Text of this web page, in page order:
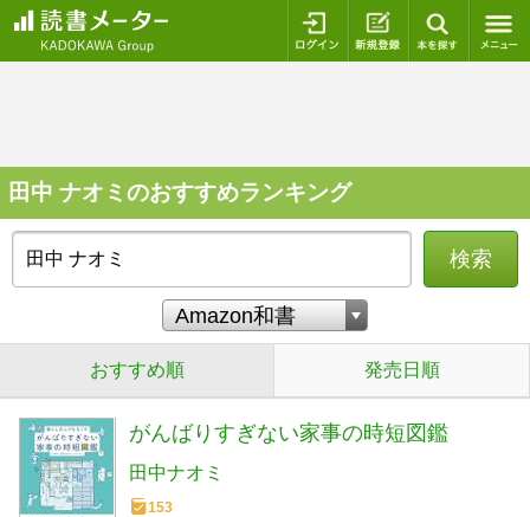
ログイン 新規登録
田中 ナオミのおすすめランキング
検索
おすすめ順 発売日順
がんばりすぎない家事の時短図鑑
田中ナオミ
153